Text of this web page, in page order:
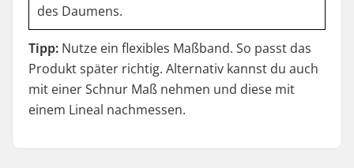
des Daumens.
Tipp: Nutze ein flexibles Maßband. So passt das
Produkt später richtig. Alternativ kannst du auch
mit einer Schnur Maß nehmen und diese mit
einem Lineal nachmessen.